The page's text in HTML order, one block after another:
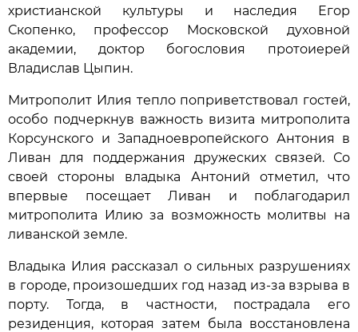
христианской культуры и наследия Егор
Скопенко, профессор Московской духовной
академии, доктор богословия протоиерей
Владислав Цыпин.
Митрополит Илия тепло поприветствовал гостей,
особо подчеркнув важность визита митрополита
Корсунского и Западноевропейского Антония в
Ливан для поддержания дружеских связей. Со
своей стороны владыка Антоний отметил, что
впервые посещает Ливан и поблагодарил
митрополита Илию за возможность молитвы на
ливанской земле.
Владыка Илия рассказал о сильных разрушениях
в городе, произошедших год назад из-за взрыва в
порту. Тогда, в частности, пострадала его
резиденция, которая затем была восстановлена